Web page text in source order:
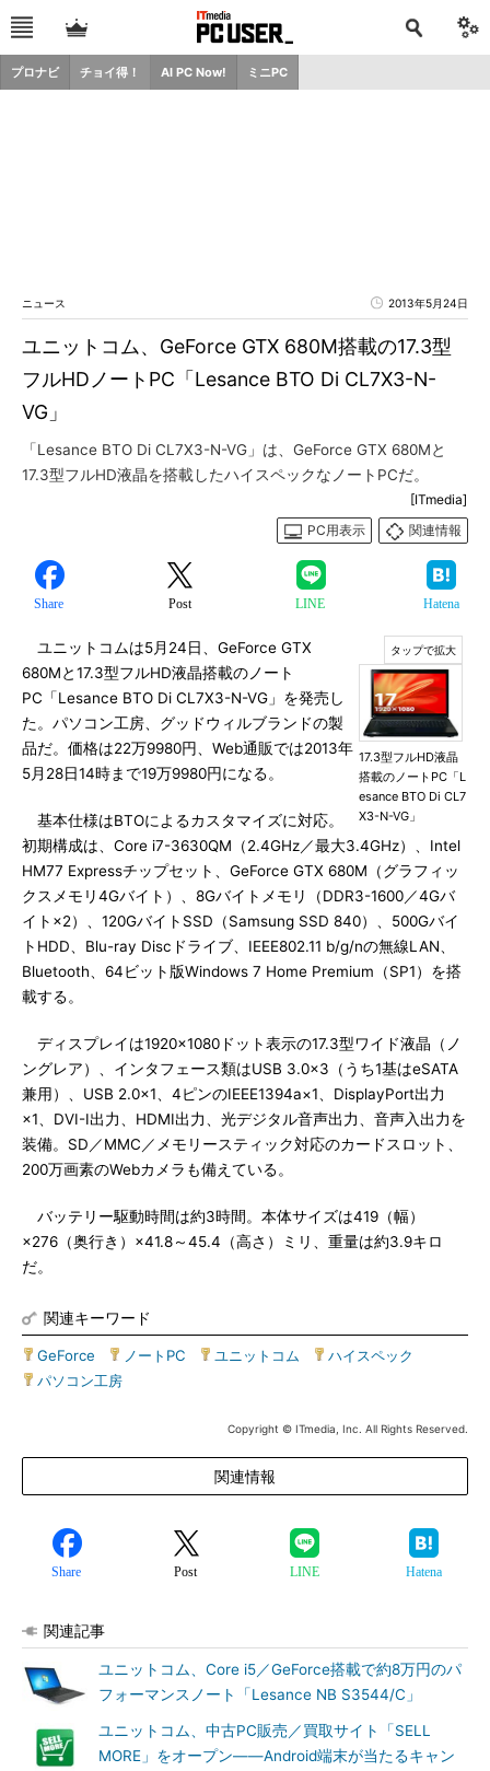
プロナビ チョイ得！ AI PC Now! ミニPC
ニュース 2013年5月24日
ユニットコム、GeForce GTX 680M搭載の17.3型
フルHDノートPC「Lesance BTO Di CL7X3-N-
VG」
「Lesance BTO Di CL7X3-N-VG」は、GeForce GTX 680Mと
17.3型フルHD液晶を搭載したハイスペックなノートPCだ。
[ITmedia]
PC用表示
関連情報
Share Post LINE Hatena
17.3型フルHD液晶
搭載のノートPC「L
esance BTO Di CL7
X3-N-VG」
ユニットコムは5月24日、GeForce GTX
680Mと17.3型フルHD液晶搭載のノート
PC「Lesance BTO Di CL7X3-N-VG」を発売し
た。パソコン工房、グッドウィルブランドの製
品だ。価格は22万9980円、Web通販では2013年
5月28日14時まで19万9980円になる。
基本仕様はBTOによるカスタマイズに対応。
初期構成は、Core i7-3630QM（2.4GHz／最大3.4GHz）、Intel
HM77 Expressチップセット、GeForce GTX 680M（グラフィッ
クスメモリ4Gバイト）、8Gバイトメモリ（DDR3-1600／4Gバ
イト×2）、120GバイトSSD（Samsung SSD 840）、500Gバイ
トHDD、Blu-ray Discドライブ、IEEE802.11 b/g/nの無線LAN、
Bluetooth、64ビット版Windows 7 Home Premium（SP1）を搭
載する。
ディスプレイは1920×1080ドット表示の17.3型ワイド液晶（ノ
ングレア）、インタフェース類はUSB 3.0×3（うち1基はeSATA
兼用）、USB 2.0×1、4ピンのIEEE1394a×1、DisplayPort出力
×1、DVI-I出力、HDMI出力、光デジタル音声出力、音声入出力を
装備。SD／MMC／メモリースティック対応のカードスロット、
200万画素のWebカメラも備えている。
バッテリー駆動時間は約3時間。本体サイズは419（幅）
×276（奥行き）×41.8～45.4（高さ）ミリ、重量は約3.9キロ
だ。
関連キーワード
GeForce ノートPC ユニットコム ハイスペック
パソコン工房
Copyright © ITmedia, Inc. All Rights Reserved.
関連情報
Share Post LINE Hatena
関連記事
ユニットコム、Core i5／GeForce搭載で約8万円のパ
フォーマンスノート「Lesance NB S3544/C」
ユニットコム、中古PC販売／買取サイト「SELL
MORE」をオープン――Android端末が当たるキャン